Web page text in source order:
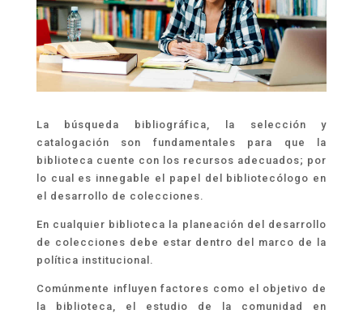
La búsqueda bibliográfica, la selección y
catalogación son fundamentales para que la
biblioteca cuente con los recursos adecuados; por
lo cual es innegable el papel del bibliotecólogo en
el desarrollo de colecciones.
En cualquier biblioteca la planeación del desarrollo
de colecciones debe estar dentro del marco de la
política institucional.
Comúnmente influyen factores como el objetivo de
la biblioteca, el estudio de la comunidad en